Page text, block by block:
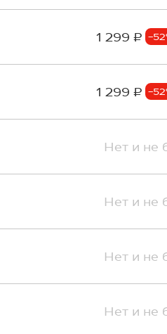
1 299 ₽ -
1 299 ₽ -
Нет и не
Нет и не
Нет и не
Нет и не